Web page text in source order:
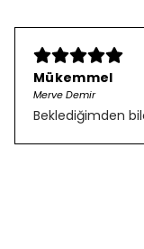
Mükemmel
Merve Demir
Beklediğimden